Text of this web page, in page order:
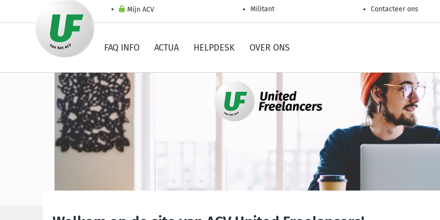
Mijn ACV Militant Contacteer ons
FAQ INFO ACTUA HELPDESK OVER ONS